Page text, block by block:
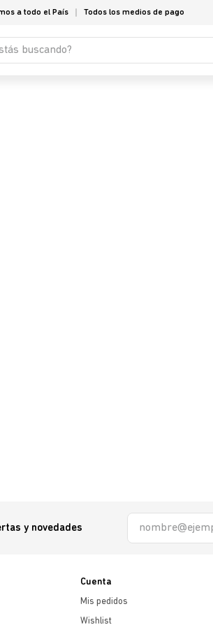
a todo el País Todos los medios de pago
buscando?
y novedades
Cuenta
Mis pedidos
Wishlist